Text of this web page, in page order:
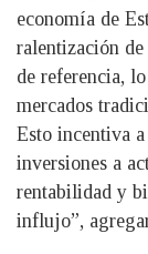
economía de
ralentización
de referencia,
mercados
Esto incentiva
inversiones a
rentabilidad y
influjo”,